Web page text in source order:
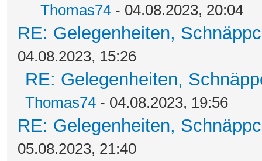
Thomas74 - 04.08.2023, 20:04
RE: Gelegenheiten,
04.08.2023, 15:26
RE: Gelegenheiten,
Thomas74 - 04.08.2023, 19:56
RE: Gelegenheiten,
05.08.2023, 21:40